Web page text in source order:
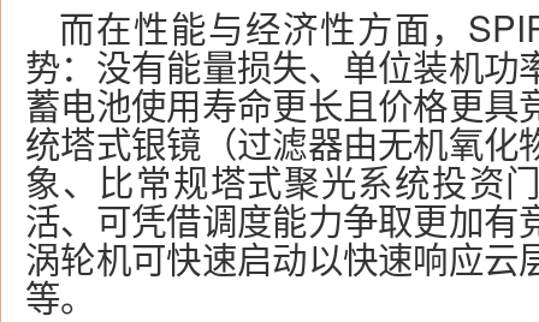
而在性能与经济性方面，
势：没有能量损失、单位装机功
蓄电池使用寿命更长且价格更具
统塔式银镜（过滤器由无机氧化
象、比常规塔式聚光系统投资
活、可凭借调度能力争取更加有
涡轮机可快速启动以快速响应云
等。